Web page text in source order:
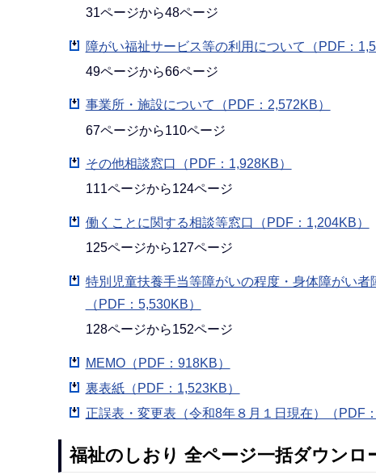
31ページから48ページ
障がい福祉サービス等の利用について（PDF：
49ページから66ページ
事業所・施設について（PDF：2,572KB）
67ページから110ページ
その他相談窓口（PDF：1,928KB）
111ページから124ページ
働くことに関する相談等窓口（PDF：1,204KB）
125ページから127ページ
特別児童扶養手当等障がいの程度・身体障がい
（PDF：5,530KB）
128ページから152ページ
MEMO（PDF：918KB）
裏表紙（PDF：1,523KB）
正誤表・変更表（令和8年８月１日現在）（PDF
福祉のしおり 全ページ一括ダウンロ